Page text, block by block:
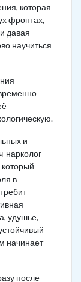
которая
фронтах,
давая
научиться
и
нарколог
в
удушье,
начинает
после